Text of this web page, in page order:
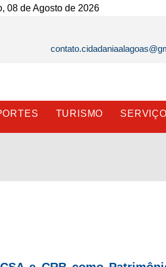
08 de Agosto de 2026
TURISMO